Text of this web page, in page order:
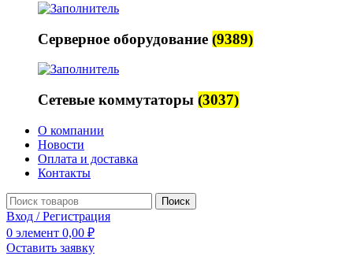
Серверное оборудование (9389)
Сетевые коммутаторы (3037)
О компании
Новости
Оплата и доставка
Контакты
Поиск
Вход / Регистрация
0 элемент 0,00 ₽
Оставить заявку